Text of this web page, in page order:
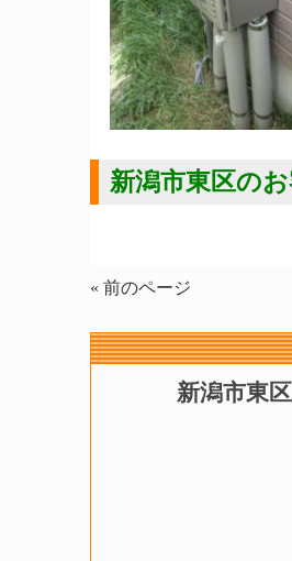
新潟市東区の
« 前のページ
新潟市東